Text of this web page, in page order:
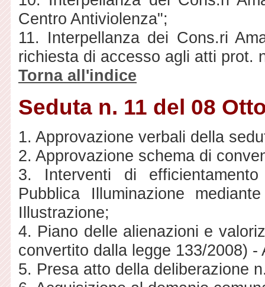
Centro Antiviolenza";
11. Interpellanza dei Cons.ri
richiesta di accesso agli atti prot.
Torna all'indice
Seduta n. 11 del 08
1. Approvazione verbali della
2. Approvazione schema di
3. Interventi di
Pubblica Illuminazione
Illustrazione;
4. Piano delle alienazioni e
convertito dalla legge 133/2008) -
5. Presa atto della deliberazione